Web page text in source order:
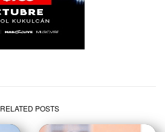
RELATED POSTS